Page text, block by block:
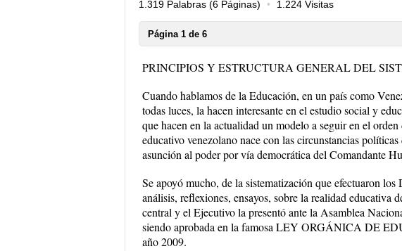
1.319 Palabras (6 Páginas) 1.224 Visitas
Página 1 de 6
PRINCIPIOS Y ESTRUCTURA GENERAL DEL
Cuando hablamos de la Educación, en un país como
todas luces, la hacen interesante en el estudio social y
que hacen en la actualidad un modelo a seguir en el
educativo venezolano nace con las circunstancias
asunción al poder por vía democrática del Comandante
Se apoyó mucho, de la sistematización que efectuaron
análisis, reflexiones, ensayos, sobre la realidad educativa
central y el Ejecutivo la presentó ante la Asamblea
siendo aprobada en la famosa LEY ORGÁNICA DE
año 2009.